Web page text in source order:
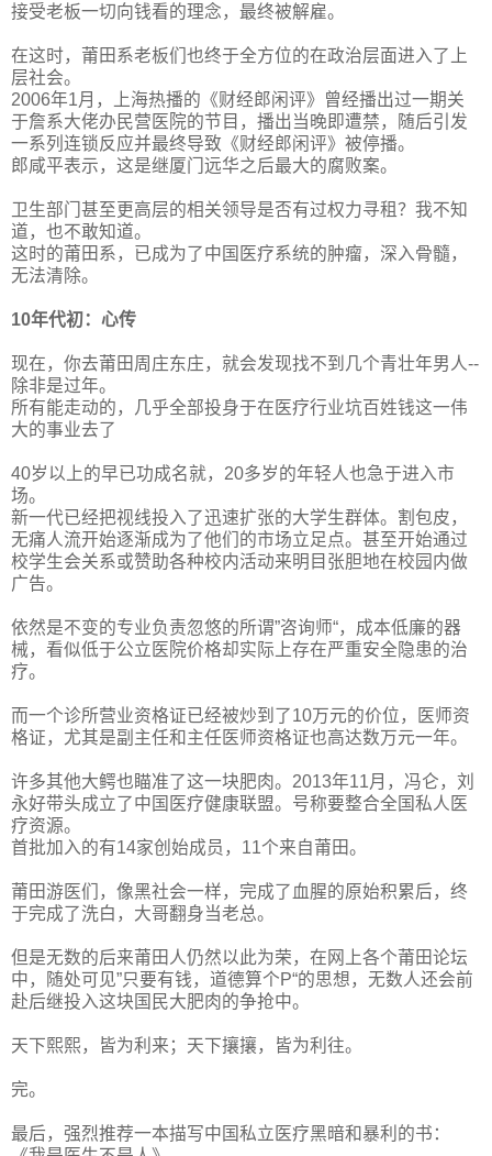
接受老板一切向钱看的理念，最终被解雇。
在这时，莆田系老板们也终于全方位的在政治层面进入了上
层社会。
2006年1月，上海热播的《财经郎闲评》曾经播出过一期关
于詹系大佬办民营医院的节目，播出当晚即遭禁，随后引发
一系列连锁反应并最终导致《财经郎闲评》被停播。
郎咸平表示，这是继厦门远华之后最大的腐败案。
卫生部门甚至更高层的相关领导是否有过权力寻租？我不知
道，也不敢知道。
这时的莆田系，已成为了中国医疗系统的肿瘤，深入骨髓，
无法清除。
10年代初：心传
现在，你去莆田周庄东庄，就会发现找不到几个青壮年男人--
除非是过年。
所有能走动的，几乎全部投身于在医疗行业坑百姓钱这一伟
大的事业去了
40岁以上的早已功成名就，20多岁的年轻人也急于进入市
场。
新一代已经把视线投入了迅速扩张的大学生群体。割包皮，
无痛人流开始逐渐成为了他们的市场立足点。甚至开始通过
校学生会关系或赞助各种校内活动来明目张胆地在校园内做
广告。
依然是不变的专业负责忽悠的所谓”咨询师“，成本低廉的器
械，看似低于公立医院价格却实际上存在严重安全隐患的治
疗。
而一个诊所营业资格证已经被炒到了10万元的价位，医师资
格证，尤其是副主任和主任医师资格证也高达数万元一年。
许多其他大鳄也瞄准了这一块肥肉。2013年11月，冯仑，刘
永好带头成立了中国医疗健康联盟。号称要整合全国私人医
疗资源。
首批加入的有14家创始成员，11个来自莆田。
莆田游医们，像黑社会一样，完成了血腥的原始积累后，终
于完成了洗白，大哥翻身当老总。
但是无数的后来莆田人仍然以此为荣，在网上各个莆田论坛
中，随处可见”只要有钱，道德算个P“的思想，无数人还会前
赴后继投入这块国民大肥肉的争抢中。
天下熙熙，皆为利来；天下攘攘，皆为利往。
完。
最后，强烈推荐一本描写中国私立医疗黑暗和暴利的书：